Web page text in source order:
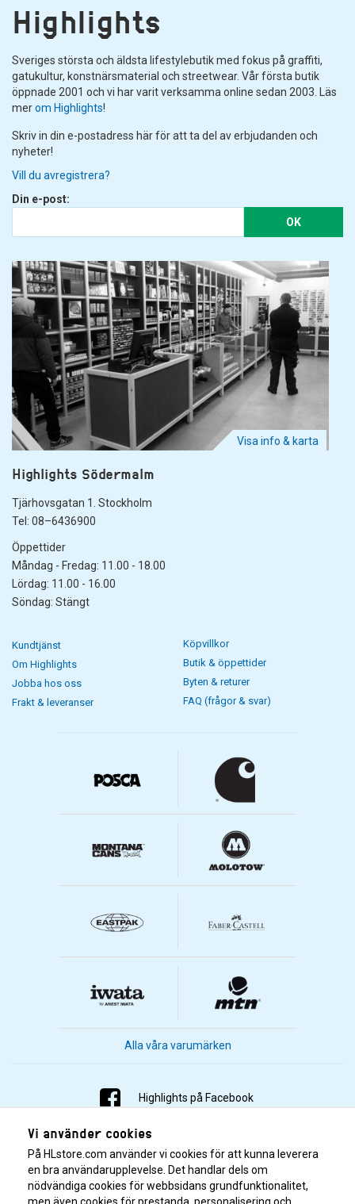
Highlights
Sveriges största och äldsta lifestylebutik med fokus på graffiti,
gatukultur, konstnärsmaterial och streetwear. Vår första butik
öppnade 2001 och vi har varit verksamma online sedan 2003. Läs
merom Highlights!
Skriv in din e-postadress här för att ta del av erbjudanden och
nyheter!
Vill du avregistrera?
Din e-post:
OK
Visa info & karta
Highlights Södermalm
Tjärhovsgatan 1. Stockholm
Tel: 08–6436900
Öppettider
Måndag - Fredag: 11.00 - 18.00
Lördag: 11.00 - 16.00
Söndag: Stängt
Kundtjänst
Om Highlights
Jobba hos oss
Frakt & leveranser
Köpvillkor
Butik & öppettider
Byten & returer
FAQ (frågor & svar)
Alla våra varumärken
Highlights på Facebook
Highlights på Instagram
Highlights på Youtube
Vi använder cookies
På HLstore.com använder vi cookies för att kunna leverera
en bra användarupplevelse. Det handlar dels om
nödvändiga cookies för webbsidans grundfunktionalitet,